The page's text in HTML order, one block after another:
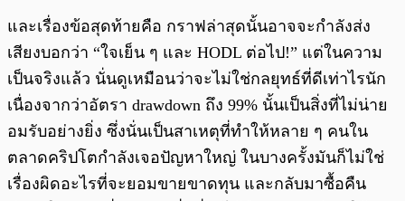
และเรื่องข้อสุดท้ายคือ กราฟล่าสุดนั้นอาจจะกำลังส่ง
เสียงบอกว่า “ใจเย็น ๆ และ HODL ต่อไป!” แต่ในความ
เป็นจริงแล้ว นั่นดูเหมือนว่าจะไม่ใช่กลยุทธ์ที่ดีเท่าไรนัก
เนื่องจากว่าอัตรา drawdown ถึง 99% นั้นเป็นสิ่งที่ไม่น่าย
อมรับอย่างยิ่ง ซึ่งนั่นเป็นสาเหตุที่ทำให้หลาย ๆ คนใน
ตลาดคริปโตกำลังเจอปัญหาใหญ่ ในบางครั้งมันก็ไม่ใช่
เรื่องผิดอะไรที่จะยอมขายขาดทุน และกลับมาซื้อคืน